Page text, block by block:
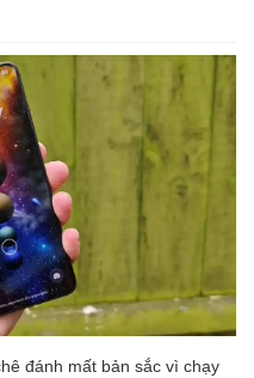
đánh mất bản sắc vì chạy